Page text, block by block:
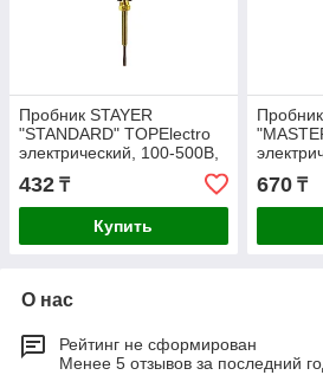
Пробник STAYER
"STANDARD" TOPElectro
электрический, 100-500В,
140мм, этикетка-флажок
(2571-14_z01)
432 ₸
Купить
140мм
670₸
О нас
Рейтинг не сформирован
Менее 5 отзывов за последний